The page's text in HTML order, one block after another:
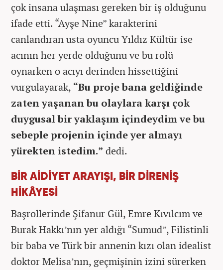
çok insana ulaşması gereken bir iş olduğunu
ifade etti. “Ayşe Nine” karakterini
canlandıran usta oyuncu Yıldız Kültür ise
acının her yerde olduğunu ve bu rolü
oynarken o acıyı derinden hissettiğini
vurgulayarak, “Bu proje bana geldiğinde
zaten yaşanan bu olaylara karşı çok
duygusal bir yaklaşım içindeydim ve bu
sebeple projenin içinde yer almayı
yürekten istedim.” dedi.
BİR AİDİYET ARAYIŞI, BİR DİRENİŞ
HİKÂYESİ
Başrollerinde Şifanur Gül, Emre Kıvılcım ve
Burak Hakkı’nın yer aldığı “Sumud”, Filistinli
bir baba ve Türk bir annenin kızı olan idealist
doktor Melisa’nın, geçmişinin izini sürerken